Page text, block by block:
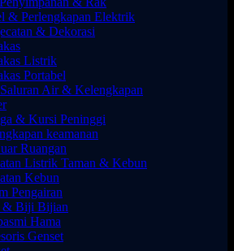
& Perlengkapan Elektrik
& Dekorasi
Listrik
Portabel
Air & Kelengkapan
& Kursi Peninggi
keamanan
Ruangan
Listrik Taman & Kebun
Kebun
Pengairan
& Biji Bijian
Hama
Genset